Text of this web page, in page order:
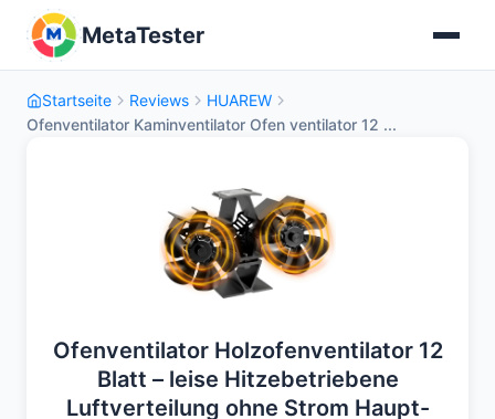
MetaTester
Startseite Reviews
HUAREW
Ofenventilator Kaminventilator Ofen ventilator 12 ...
Ofenventilator Holzofenventilator 12
Blatt – leise Hitzebetriebene
Luftverteilung ohne Strom Haupt-